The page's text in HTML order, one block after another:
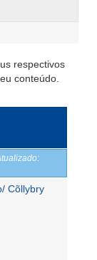
respectivos
conteúdo.
Cõllybry